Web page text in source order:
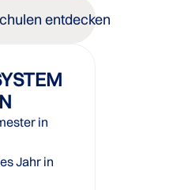
entdecken
in
Jahr in